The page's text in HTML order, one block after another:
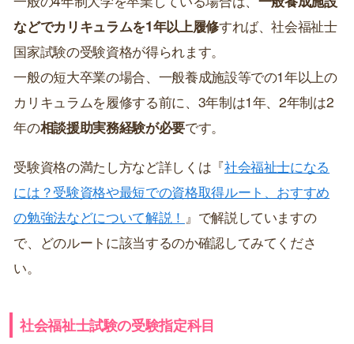
※引用元：
一般の4年制大学を卒業している場合は、